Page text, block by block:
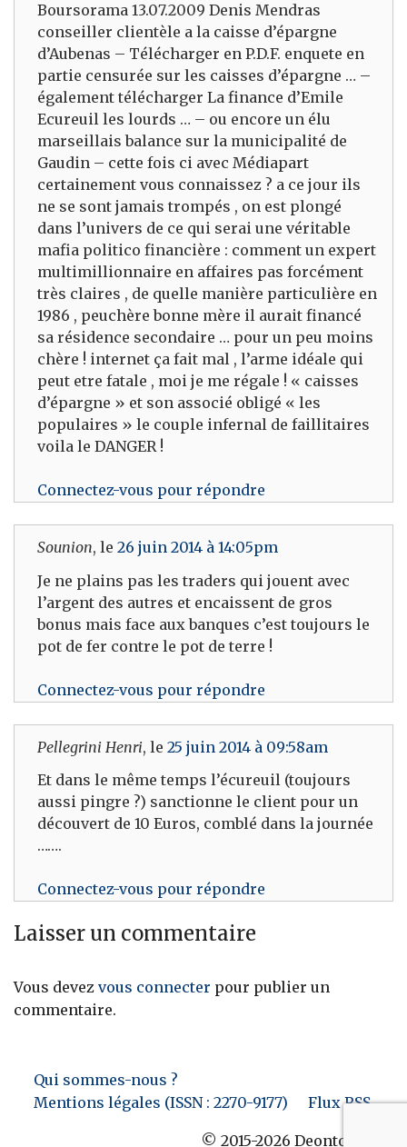
Boursorama 13.07.2009 Denis Mendras
conseiller clientèle a la caisse d’épargne
d’Aubenas – Télécharger en P.D.F. enquete en
partie censurée sur les caisses d’épargne … –
également télécharger La finance d’Emile
Ecureuil les lourds … – ou encore un élu
marseillais balance sur la municipalité de
Gaudin – cette fois ci avec Médiapart
certainement vous connaissez ? a ce jour ils
ne se sont jamais trompés , on est plongé
dans l’univers de ce qui serai une véritable
mafia politico financière : comment un expert
multimillionnaire en affaires pas forcément
très claires , de quelle manière particulière en
1986 , peuchère bonne mère il aurait financé
sa résidence secondaire … pour un peu moins
chère ! internet ça fait mal , l’arme idéale qui
peut etre fatale , moi je me régale ! « caisses
d’épargne » et son associé obligé « les
populaires » le couple infernal de faillitaires
voila le DANGER !
Connectez-vous pour répondre
Sounion, le 26 juin 2014 à 14:05pm
Je ne plains pas les traders qui jouent avec
l’argent des autres et encaissent de gros
bonus mais face aux banques c’est toujours le
pot de fer contre le pot de terre !
Connectez-vous pour répondre
Pellegrini Henri, le 25 juin 2014 à 09:58am
Et dans le même temps l’écureuil (toujours
aussi pingre ?) sanctionne le client pour un
découvert de 10 Euros, comblé dans la journée
…….
Connectez-vous pour répondre
Laisser un commentaire
Vous devez vous connecter pour publier un
commentaire.
Qui sommes-nous ?
Mentions légales (ISSN : 2270-9177)
Flux RSS
© 2015-2026 Deontofi.com